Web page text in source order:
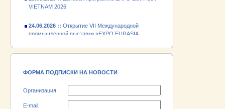
промышленной выставки «EXPO EURASIA
VIETNAM 2026»
ФОРМА ПОДПИСКИ НА НОВОСТИ
Организация:
E-mail: